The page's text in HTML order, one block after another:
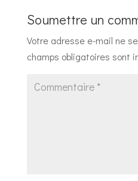
Soumettre un
Votre adresse e-mail ne
champs obligatoires sont